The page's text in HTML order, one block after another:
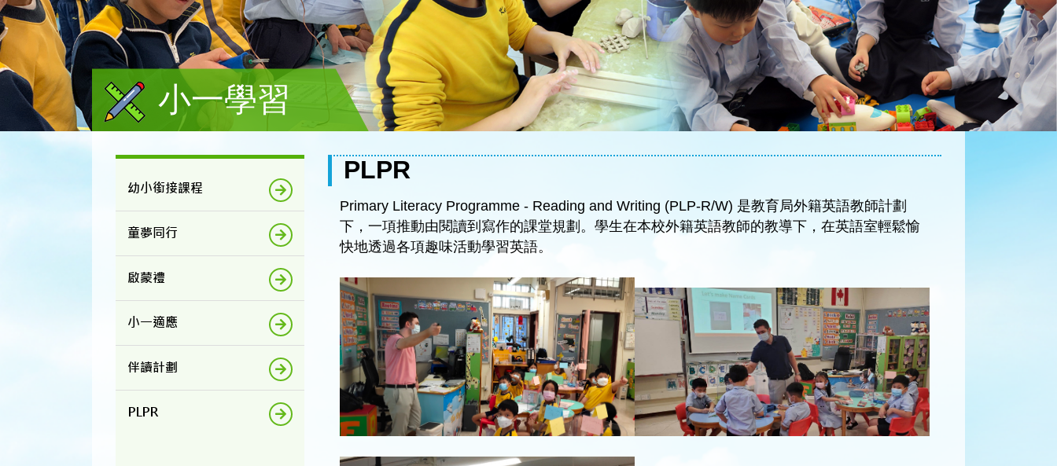
小一學習
幼小銜接課程
童夢同行
啟蒙禮
小一適應
伴讀計劃
PLPR
PLPR
Primary Literacy Programme - Reading and Writing (PLP-R/W) 是教育局外籍英語教師計劃
下，一項推動由閱讀到寫作的課堂規劃。學生在本校外籍英語教師的教導下，在英語室輕鬆愉
快地透過各項趣味活動學習英語。